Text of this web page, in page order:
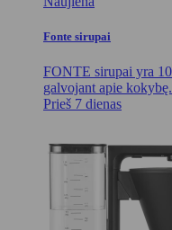
Fonte sirupai
FONTE sirupai yra
galvojant apie kokybę.
Prieš 7 dienas